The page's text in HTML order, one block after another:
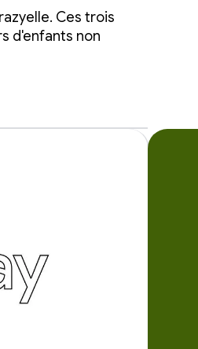
Ces trois
d'enfants non